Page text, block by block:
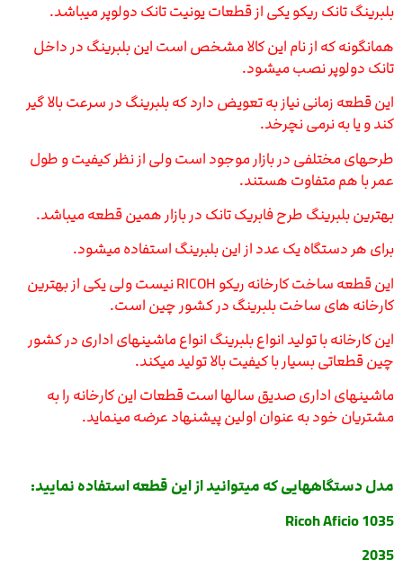
بلبرینگ تانک ریکو یکی از قطعات یونیت تانک دولوپر میباشد.
همانگونه که از نام این کالا مشخص است این بلبرینگ در داخل
تانک دولوپر نصب میشود.
این قطعه زمانی نیاز به تعویض دارد که بلبرینگ در سرعت بالا گیر
کند و یا به نرمی نچرخد.
طرحهای مختلفی در بازار موجود است ولی از نظر کیفیت و طول
عمر با هم متفاوت هستند.
بهترین بلبرینگ طرح فابریک تانک در بازار همین قطعه میباشد.
برای هر دستگاه یک عدد از این بلبرینگ استفاده میشود.
این قطعه ساخت کارخانه ریکو RICOH نیست ولی یکی از بهترین
کارخانه های ساخت بلبرینگ در کشور چین است.
این کارخانه با تولید انواع بلبرینگ انواع ماشینهای اداری در کشور
چین قطعاتی بسیار با کیفیت بالا تولید میکند.
ماشینهای اداری صدیق سالها است قطعات این کارخانه را به
مشتریان خود به عنوان اولین پیشنهاد عرضه مینماید.
مدل دستگاههایی که میتوانید از این قطعه استفاده نمایید:
Ricoh Aficio 1035
2035